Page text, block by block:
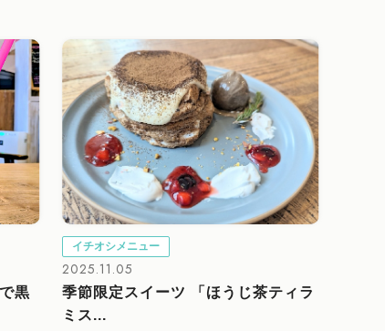
黒
イチオシメニュー
2025.11.05
季節限定スイーツ 「ほうじ茶ティラ
ミス...